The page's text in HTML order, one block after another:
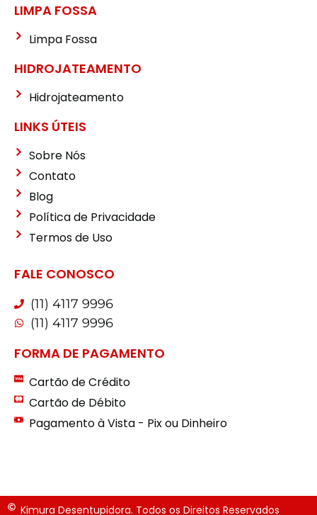
LIMPA FOSSA
Limpa Fossa
HIDROJATEAMENTO
Hidrojateamento
LINKS ÚTEIS
Sobre Nós
Contato
Blog
Política de Privacidade
Termos de Uso
FALE CONOSCO
(11) 4117 9996
(11) 4117 9996
FORMA DE PAGAMENTO
Cartão de Crédito
Cartão de Débito
Pagamento à Vista - Pix ou Dinheiro
Kimura Desentupidora. Todos os Direitos Reservados